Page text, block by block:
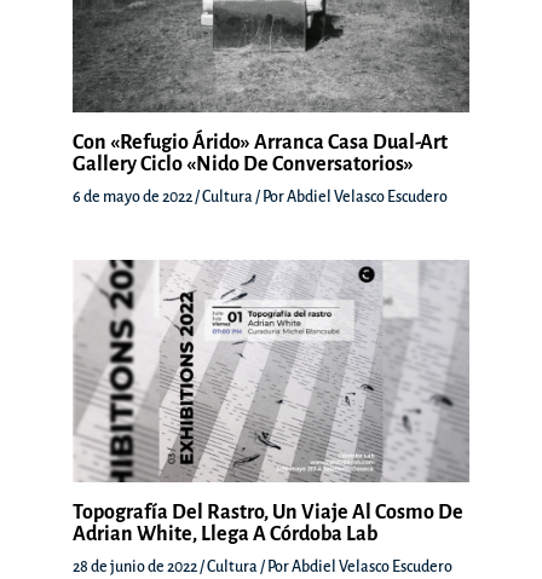
Con «Refugio Árido» Arranca Casa Dual-Art
Gallery Ciclo «Nido De Conversatorios»
6 de mayo de 2022 /Cultura / PorAbdiel Velasco Escudero
Topografía Del Rastro, Un Viaje Al Cosmo De
Adrian White, Llega A Córdoba Lab
28 de junio de 2022/Cultura / PorAbdiel Velasco Escudero